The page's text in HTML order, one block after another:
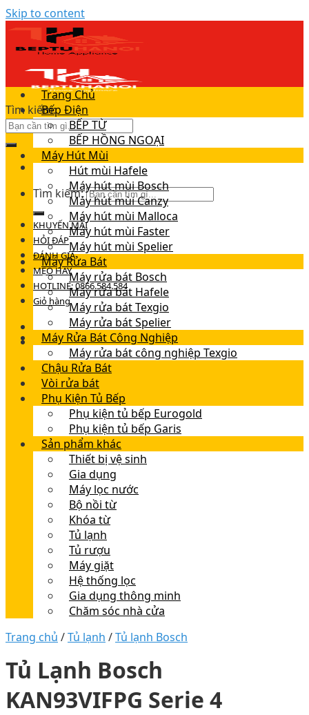
Skip to content
Tìm kiếm:
Tìm kiếm:
KHUYẾN MÃI
HỎI ĐÁP
ĐÁNH GIÁ
MẸO HAY
HOTLINE: 0866.584.584
Giỏ hàng
Trang Chủ
Bếp Điện
BẾP TỪ
BẾP HỒNG NGOẠI
Máy Hút Mùi
Hút mùi Hafele
Máy hút mùi Bosch
Máy hút mùi Canzy
Máy hút mùi Malloca
Máy hút mùi Faster
Máy hút mùi Spelier
Máy Rửa Bát
Máy rửa bát Bosch
Máy rửa bát Hafele
Máy rửa bát Texgio
Máy rửa bát Spelier
Máy Rửa Bát Công Nghiệp
Máy rửa bát công nghiệp Texgio
Chậu Rửa Bát
Vòi rửa bát
Phụ Kiện Tủ Bếp
Phụ kiện tủ bếp Eurogold
Phụ kiện tủ bếp Garis
Sản phẩm khác
Thiết bị vệ sinh
Gia dụng
Máy lọc nước
Bộ nồi từ
Khóa từ
Tủ lạnh
Tủ rượu
Máy giặt
Hệ thống lọc
Gia dụng thông minh
Chăm sóc nhà cửa
Trang chủ /Tủ lạnh /Tủ lạnh Bosch
Tủ Lạnh Bosch
KAN93VIFPG Serie 4